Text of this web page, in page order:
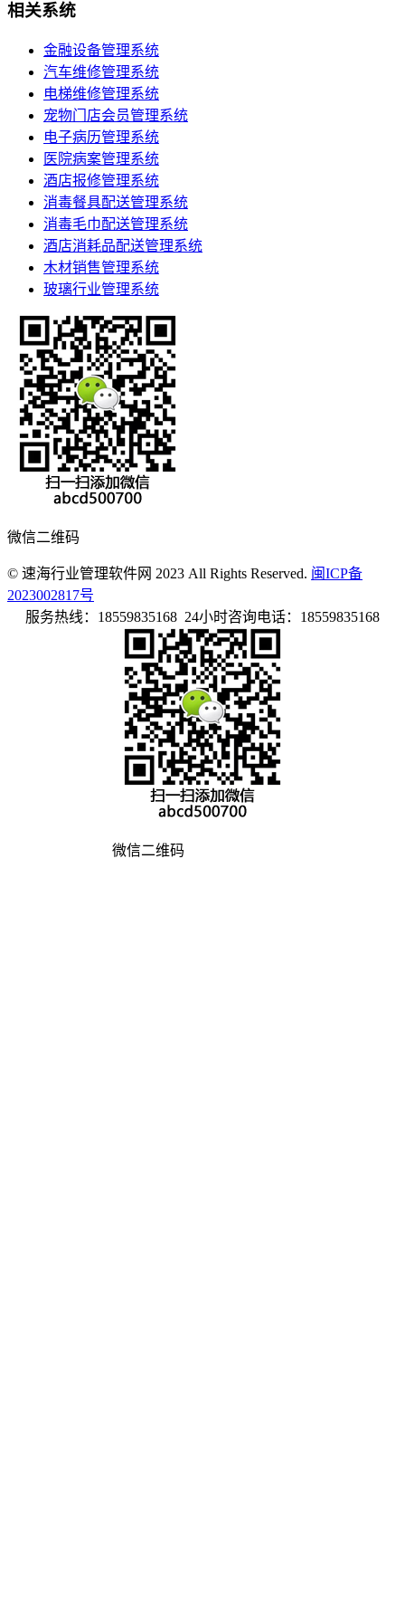
相关系统
金融设备管理系统
汽车维修管理系统
电梯维修管理系统
宠物门店会员管理系统
电子病历管理系统
医院病案管理系统
酒店报修管理系统
消毒餐具配送管理系统
消毒毛巾配送管理系统
酒店消耗品配送管理系统
木材销售管理系统
玻璃行业管理系统
微信二维码
© 速海行业管理软件网 2023 All Rights Reserved. 闽ICP备
2023002817号
服务热线：18559835168 24小时咨询电话：18559835168
微信二维码